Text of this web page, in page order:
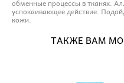
обменные процессы в тканях.
успокаивающее действие.
кожи.
ТАКЖЕ ВАМ